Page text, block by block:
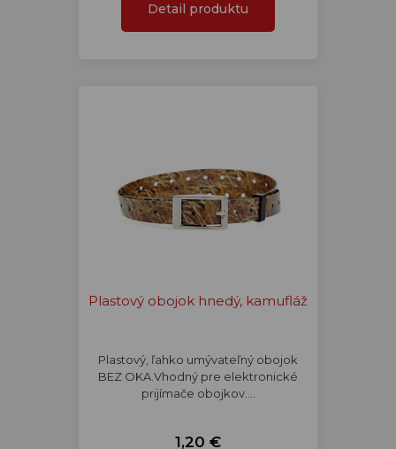
Detail produktu
Plastový obojok hnedý, kamufláž
Plastový, ľahko umývateľný obojok
BEZ OKA.Vhodný pre elektronické
prijímače obojkov.…
1,20 €